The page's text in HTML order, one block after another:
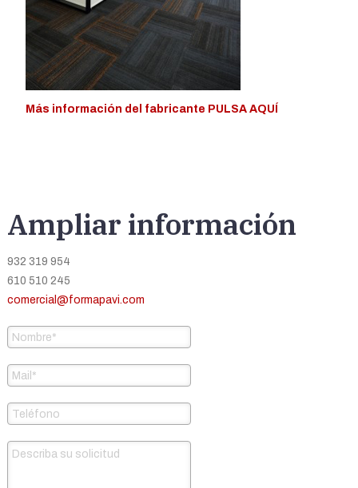
Más información del fabricante PULSA AQUÍ
Ampliar información
932 319 954
610 510 245
comercial@formapavi.com